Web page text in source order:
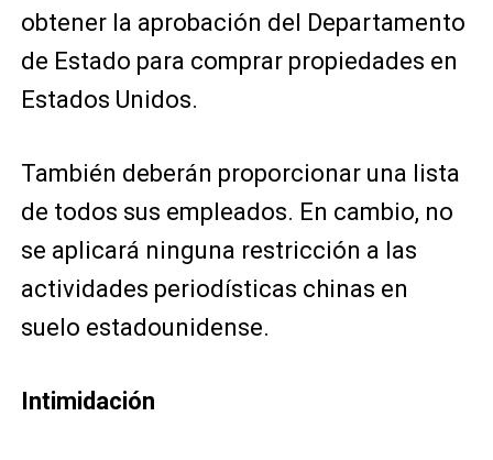
obtener la aprobación del Departamento
de Estado para comprar propiedades en
Estados Unidos.
También deberán proporcionar una lista
de todos sus empleados. En cambio, no
se aplicará ninguna restricción a las
actividades periodísticas chinas en
suelo estadounidense.
Intimidación